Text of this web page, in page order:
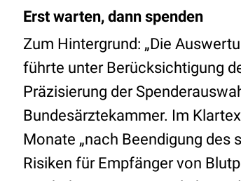
Erst warten, dann spenden
Zum Hintergrund: „Die
führte unter Berücksichtigung
Präzisierung der
Bundesärztekammer. Im
Monate „nach Beendigung des
Risiken für Empfänger von